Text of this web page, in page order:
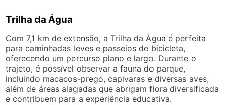
Trilha da Água
Com 7,1 km de extensão, a Trilha da Água é perfeita
para caminhadas leves e passeios de bicicleta,
oferecendo um percurso plano e largo. Durante o
trajeto, é possível observar a fauna do parque,
incluindo macacos-prego, capivaras e diversas aves,
além de áreas alagadas que abrigam flora diversificada
e contribuem para a experiência educativa.